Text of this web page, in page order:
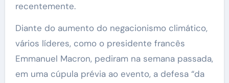
recentemente.
Diante do aumento do negacionismo climático,
vários líderes, como o presidente francês
Emmanuel Macron, pediram na semana passada,
em uma cúpula prévia ao evento, a defesa “da